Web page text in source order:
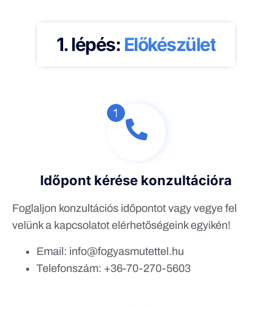
1. lépés: Előkészület
Időpont kérése konzultációra
Foglaljon konzultációs időpontot vagy vegye fel
velünk a kapcsolatot elérhetőségeink egyikén!
Email: info@fogyasmutettel.hu
Telefonszám: +36-70-270-5603